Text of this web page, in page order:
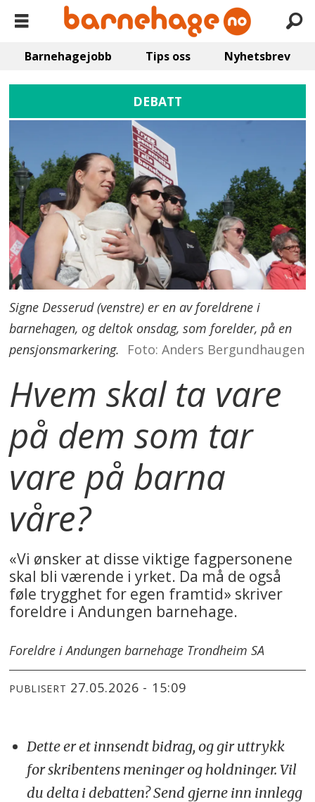
Barnehagejobb Tips oss Nyhetsbrev
DEBATT
Signe Desserud (venstre) er en av foreldrene i
barnehagen, og deltok onsdag, som forelder, på en
pensjonsmarkering.
Foto: Anders Bergundhaugen
Hvem skal ta vare
på dem som tar
vare på barna
våre?
«Vi ønsker at disse viktige fagpersonene
skal bli værende i yrket. Da må de også
føle trygghet for egen framtid» skriver
foreldre i Andungen barnehage.
Foreldre i Andungen barnehage Trondheim SA
PUBLISERT 27.05.2026 - 15:09
Dette er et innsendt bidrag, og gir uttrykk
for skribentens meninger og holdninger. Vil
du delta i debatten? Send gjerne inn innlegg